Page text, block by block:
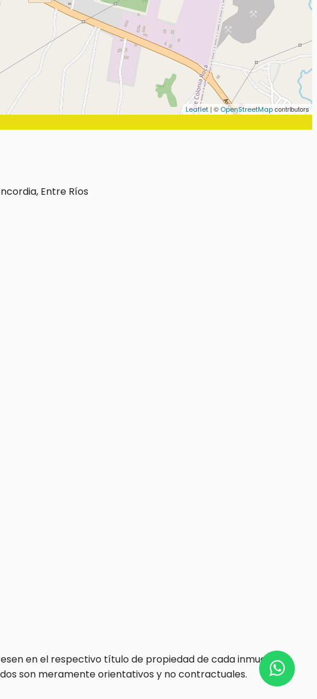
Leaflet | © OpenStreetMapcontributors
Entre Ríos
en el respectivo título de propiedad de cada inmueble.
son meramente orientativos y no contractuales.